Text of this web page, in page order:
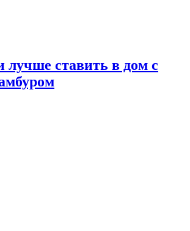
лучше ставить в дом с